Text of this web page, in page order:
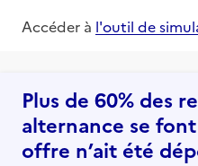
Accéder à l'outil de
Plus de 60% des
alternance se font
offre n’ait été